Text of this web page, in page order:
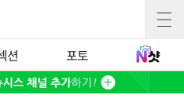
션 포토